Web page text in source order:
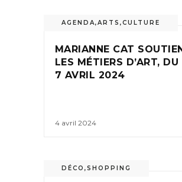
AGENDA,ARTS ,CULTURE
MARIANNE CAT
LES MÉTIERS D’ART, DU
7 AVRIL 2024
4 avril 2024
DÉCO ,SHOPPING